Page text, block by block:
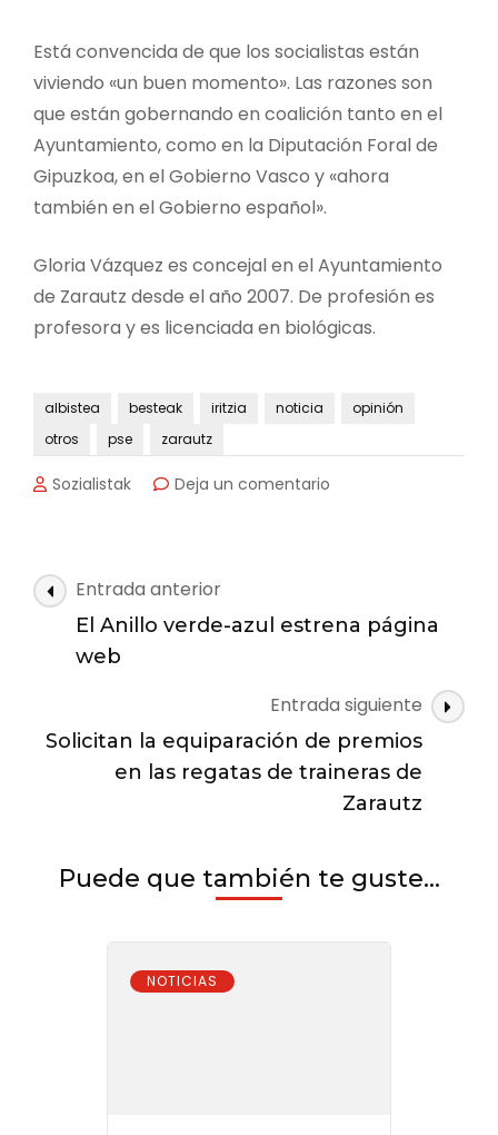
Está convencida de que los socialistas están
viviendo «un buen momento». Las razones son
que están gobernando en coalición tanto en el
Ayuntamiento, como en la Diputación Foral de
Gipuzkoa, en el Gobierno Vasco y «ahora
también en el Gobierno español».
Gloria Vázquez es concejal en el Ayuntamiento
de Zarautz desde el año 2007. De profesión es
profesora y es licenciada en biológicas.
albistea besteak iritzia noticia
opinión
otros
pse zarautz
Sozialistak Deja un comentario
las
candidata
a
la
de
Navegación
de
Entrada anterior
El Anillo verde-azul estrena página
web
Entrada siguiente
Solicitan la equiparación de premios
en las regatas de traineras de
Zarautz
Puede que también te guste...
NOTICIAS